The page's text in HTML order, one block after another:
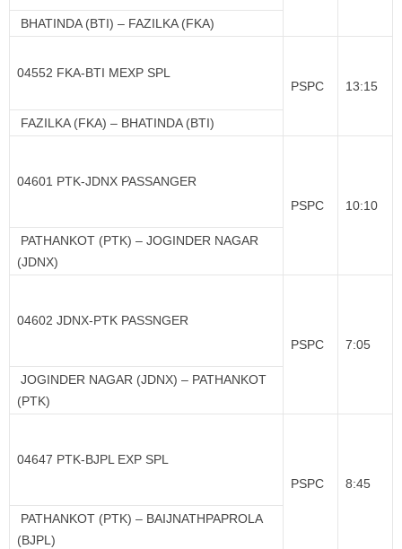
BHATINDA (BTI) – FAZILKA (FKA)
04552 FKA-BTI MEXP SPL
PSPC
13:15
FAZILKA (FKA) – BHATINDA (BTI)
04601 PTK-JDNX PASSANGER
PSPC
10:10
PATHANKOT (PTK) – JOGINDER NAGAR
(JDNX)
04602 JDNX-PTK PASSNGER
PSPC
7:05
JOGINDER NAGAR (JDNX) – PATHANKOT
(PTK)
04647 PTK-BJPL EXP SPL
PSPC
8:45
PATHANKOT (PTK) – BAIJNATHPAPROLA
(BJPL)